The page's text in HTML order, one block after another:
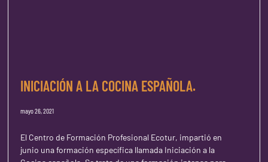
INICIACIÓN A LA COCINA ESPAÑOLA.
mayo 26, 2021
El Centro de Formación Profesional Ecotur, impartió en
junio una formación específica llamada Iniciación a la